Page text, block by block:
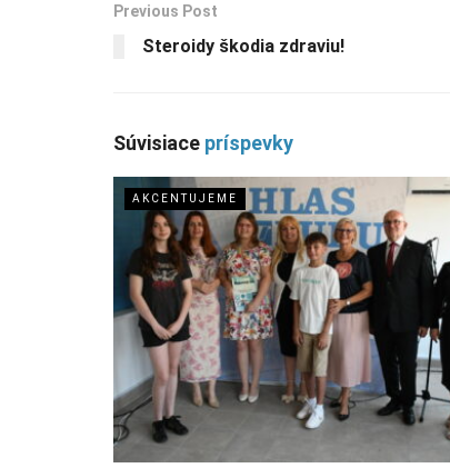
Previous Post
Steroidy škodia zdraviu!
Súvisiace príspevky
AKCENTUJEME